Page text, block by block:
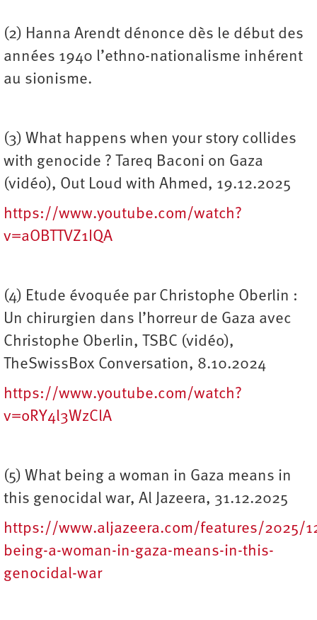
(2) Hanna Arendt dénonce dès le début des
années 1940 l’ethno-nationalisme inhérent
au sionisme.
(3) What happens when your story collides
with genocide ? Tareq Baconi on Gaza
(vidéo), Out Loud with Ahmed, 19.12.2025
https://www.youtube.com/watch?
v=aOBTTVZ1IQA
(4) Etude évoquée par Christophe Oberlin :
Un chirurgien dans l’horreur de Gaza avec
Christophe Oberlin, TSBC (vidéo),
TheSwissBox Conversation, 8.10.2024
https://www.youtube.com/watch?
v=oRY4l3WzClA
(5) What being a woman in Gaza means in
this genocidal war, Al Jazeera, 31.12.2025
https://www.aljazeera.com/features/2025/
being-a-woman-in-gaza-means-in-this-
genocidal-war